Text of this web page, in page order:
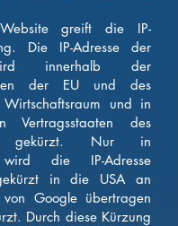
greift die IP-
Die IP-Adresse der
innerhalb der
der EU und des
Wirtschaftsraum und in
Vertragsstaaten des
gekürzt. Nur in
wird die IP-Adresse
in die USA an
Google übertragen
Durch diese Kürzung